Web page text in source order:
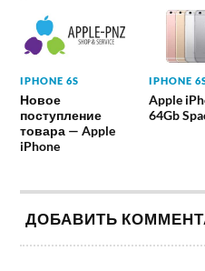
IPHONE 6S
Новое
поступление
товара — Apple
iPhone
IPHONE
Apple
64Gb
ДОБАВИТЬ